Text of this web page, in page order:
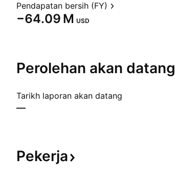
Pendapatan bersih (FY)
‪−64.09 M‬ USD
Perolehan akan datang
Tarikh laporan akan datang
—
Pekerja